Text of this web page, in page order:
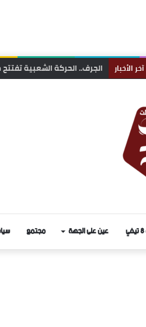
آخر الأخبار الجرف.. الحركة الشعبية تفتتح
عين على الجهة مجتمع